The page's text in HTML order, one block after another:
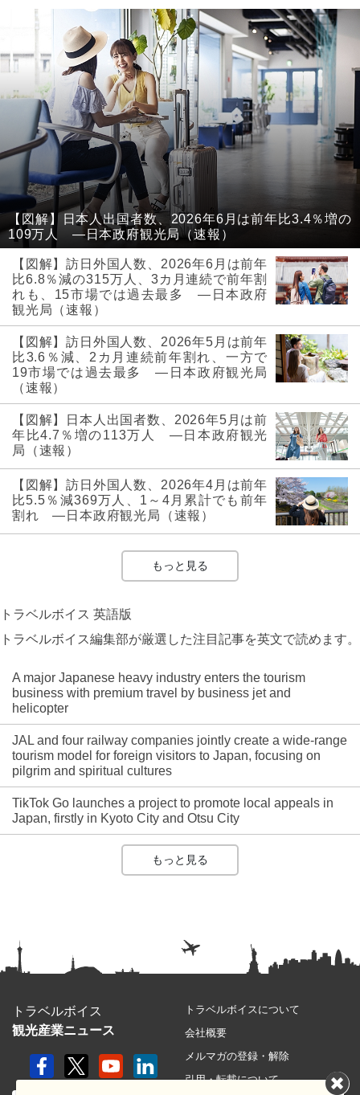
【図解】日本人出国者数、2026年6月は前年比3.4％増の
109万人 ―日本政府観光局（速報）
【図解】訪日外国人数、2026年6月は前年
比6.8％減の315万人、3カ月連続で前年割
れも、15市場では過去最多 ―日本政府
観光局（速報）
【図解】訪日外国人数、2026年5月は前年
比3.6％減、2カ月連続前年割れ、一方で
19市場では過去最多 ―日本政府観光局
（速報）
【図解】日本人出国者数、2026年5月は前
年比4.7％増の113万人 ―日本政府観光
局（速報）
【図解】訪日外国人数、2026年4月は前年
比5.5％減369万人、1～4月累計でも前年
割れ ―日本政府観光局（速報）
もっと見る
トラベルボイス 英語版
トラベルボイス編集部が厳選した注目記事を英文で読めます。
A major Japanese heavy industry enters the tourism
business with premium travel by business jet and
helicopter
JAL and four railway companies jointly create a wide-range
tourism model for foreign visitors to Japan, focusing on
pilgrim and spiritual cultures
TikTok Go launches a project to promote local appeals in
Japan, firstly in Kyoto City and Otsu City
もっと見る
トラベルボイス
観光産業ニュース
トラベルボイスについて
会社概要
メルマガの登録・解除
引用・転載について